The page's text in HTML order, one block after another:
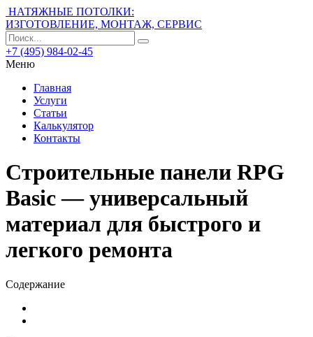
НАТЯЖНЫЕ ПОТОЛКИ:
ИЗГОТОВЛЕНИЕ, МОНТАЖ, СЕРВИС
+7 (495) 984-02-45
Меню
Главная
Услуги
Статьи
Калькулятор
Контакты
Строительные панели RPG
Basic — универсальный
материал для быстрого и
легкого ремонта
Содержание